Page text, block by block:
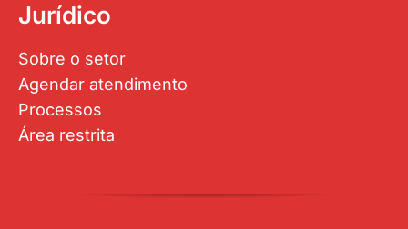
Jurídico
Sobre o setor
Agendar atendimento
Processos
Área restrita